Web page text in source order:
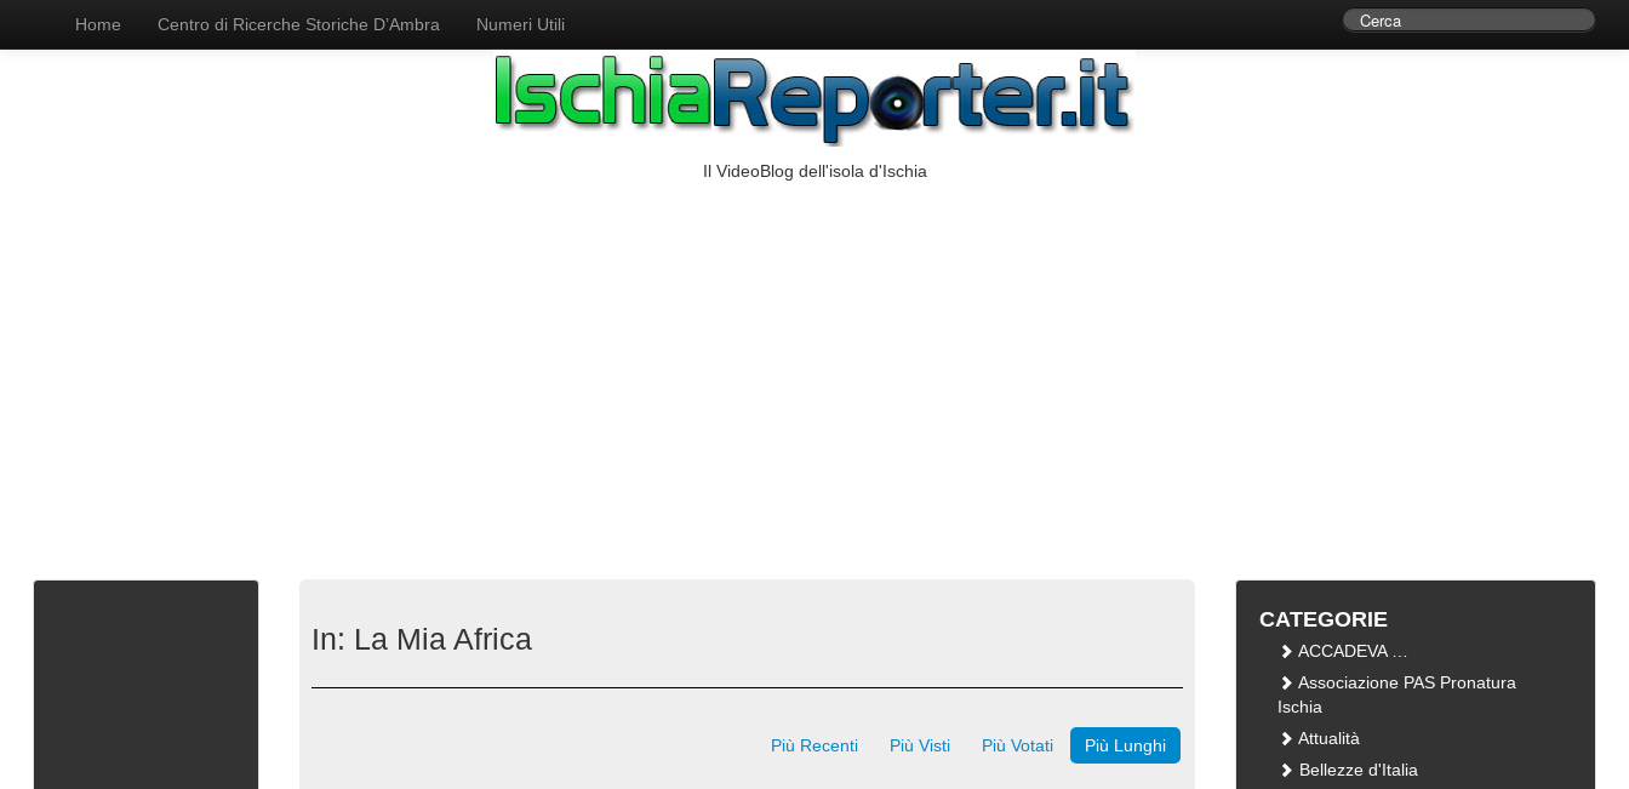
Home Centro di Ricerche Storiche D’Ambra Numeri Utili
Il VideoBlog dell'isola d'Ischia
In: La Mia Africa
Più Recenti Più Visti Più Votati Più Lunghi
CATEGORIE
ACCADEVA …
Associazione PAS Pronatura
Ischia
Attualità
Bellezze d'Italia